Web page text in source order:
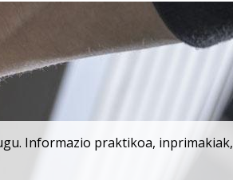
Informazio praktikoa, inprimakiak,